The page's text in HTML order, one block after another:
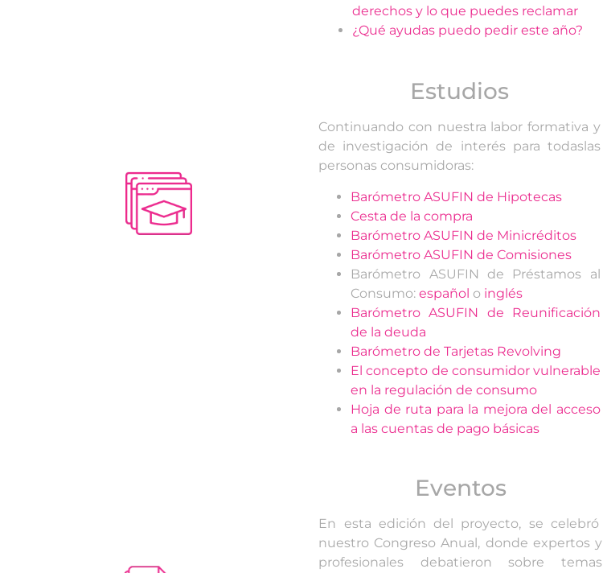
derechos y lo que puedes reclamar
¿Qué ayudas puedo pedir este año?
Estudios
Continuando con nuestra labor formativa y
de investigación de interés para todaslas
personas consumidoras:
Barómetro ASUFIN de Hipotecas
Cesta de la compra
Barómetro ASUFIN de Minicréditos
Barómetro ASUFIN de Comisiones
Barómetro ASUFIN de Préstamos al
Consumo:español o inglés
Barómetro ASUFIN de Reunificación
de la deuda
Barómetro de Tarjetas Revolving
El concepto de consumidor vulnerable
en la regulación de consumo
Hoja de ruta para la mejora del acceso
a las cuentas de pago básicas
Eventos
En esta edición del proyecto, se celebró
nuestro Congreso Anual, donde expertos y
profesionales debatieron sobre temas